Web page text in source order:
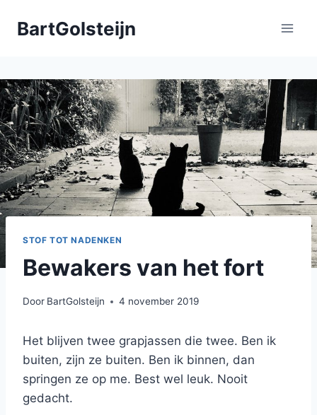
naarBartGolsteijn
STOF TOT NADENKEN
Bewakers van het fort
Door BartGolsteijn 4 november 2019
Het blijven twee grapjassen die twee. Ben ik
buiten, zijn ze buiten. Ben ik binnen, dan
springen ze op me. Best wel leuk. Nooit
gedacht.